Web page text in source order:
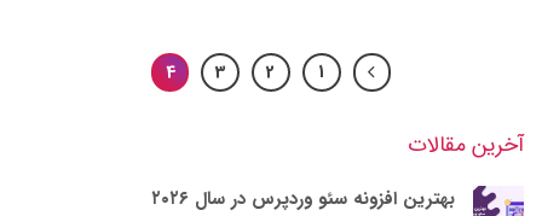
1
2
3
4
آخرین مقالات
بهترین افزونه سئو وردپرس در سال ۲۰۲۶